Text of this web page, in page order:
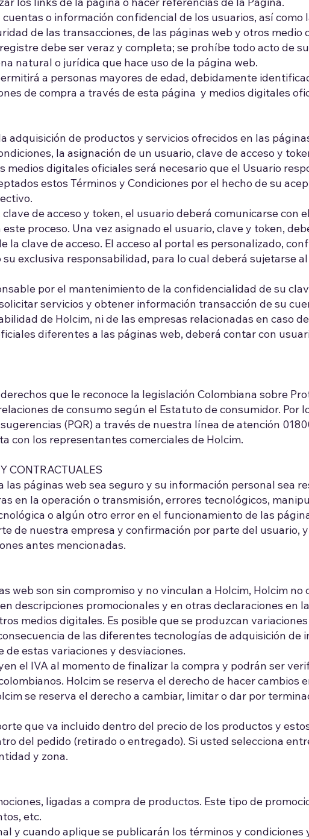
o información confidencial de los usuarios, así
de las transacciones, de las páginas web y otros medio
debe ser veraz y completa; se prohíbe todo acto de
natural o jurídica que hace uso de la página web.
a personas mayores de edad, debidamente
de compra a través de esta página y medios digitales
adquisición de productos y servicios ofrecidos en las
la asignación de un usuario, clave de acceso y
medios digitales oficiales será necesario que el Usuario
estos Términos y Condiciones por el hecho de su
de acceso y token, el usuario deberá comunicarse con
proceso. Una vez asignado el usuario, clave y token,
la clave de acceso. El acceso al portal es personalizado,
exclusiva responsabilidad, para lo cual deberá sujetarse
por el mantenimiento de la confidencialidad de su
servicios y obtener información transacción de su
de Holcim, ni de las empresas relacionadas en caso
diferentes a las páginas web, deberá contar con
que le reconoce la legislación Colombiana sobre
de consumo según el Estatuto de consumidor. Por
(PQR) a través de nuestra línea de atención
con los representantes comerciales de Holcim.
CONTRACTUALES
las páginas web sea seguro y su información personal sea
en la operación o transmisión, errores tecnológicos,
o algún otro error en el funcionamiento de las
de nuestra empresa y confirmación por parte del usuario,
antes mencionadas.
web son sin compromiso y no vinculan a Holcim, Holcim
descripciones promocionales y en otras declaraciones en
medios digitales. Es posible que se produzcan
de las diferentes tecnologías de adquisición de
de estas variaciones y desviaciones.
el IVA al momento de finalizar la compra y podrán ser
Holcim se reserva el derecho de hacer
se reserva el derecho a cambiar, limitar o dar por
que va incluido dentro del precio de los productos y
del pedido (retirado o entregado). Si usted selecciona
y zona.
ligadas a compra de productos. Este tipo de
etc.
y cuando aplique se publicarán los términos y